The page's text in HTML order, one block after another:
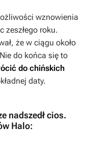
wznowienia
zeszłego roku.
że w ciągu około
do końca się to
do chińskich
daty.
nadszedł cios.
Halo: